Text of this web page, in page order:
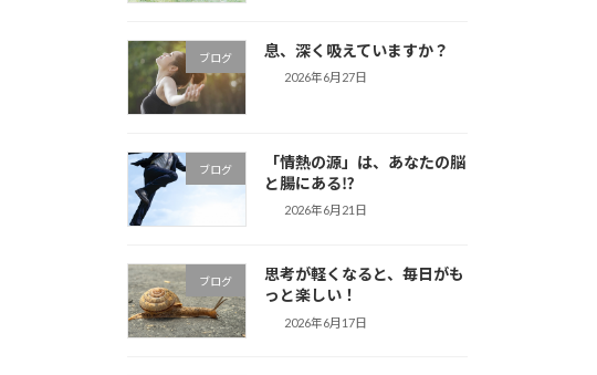
ブログ 息、深く吸えていますか？
2026年6月27日
ブログ
「情熱の源」は、あなたの脳
と腸にある⁉️
2026年6月21日
ブログ
思考が軽くなると、毎日がも
っと楽しい！
2026年6月17日